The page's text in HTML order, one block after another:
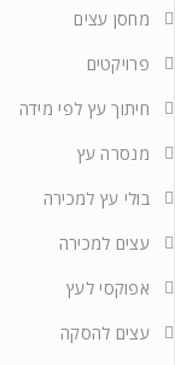
מחסן עצים
פרויקטים
חיתוך עץ לפי מידה
מנסרה עץ
בולי עץ למכירה
עצים למכירה
אפוקסי לעץ
עצים להסקה